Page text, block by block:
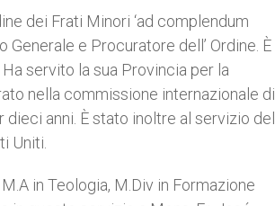
dei Frati Minori ‘ad complendum
Generale e Procuratore dell’ Ordine. È
servito la sua Provincia per la
nella commissione internazionale di
anni. È stato inoltre al servizio del
Uniti.
in Teologia, M.Div in Formazione